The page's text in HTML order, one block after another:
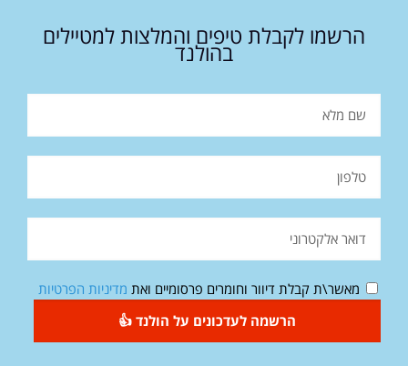
הרשמו לקבלת טיפים והמלצות למטיילים
בהולנד
מאשר\ת קבלת דיוור וחומרים פרסומיים ואת מדיניות הפרטיות
הרשמה לעדכונים על הולנד 👍